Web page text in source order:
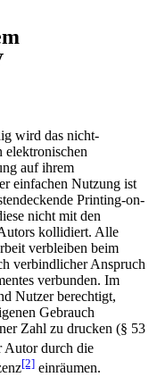
wird das nicht-
elektronischen
auf ihrem
einfachen Nutzung ist
Printing-on-
nicht mit den
kollidiert. Alle
verbleiben beim
verbindlicher Anspruch
verbunden. Im
Nutzer berechtigt,
Gebrauch
Zahl zu drucken (§ 53
Autor durch die
[2] einräumen.